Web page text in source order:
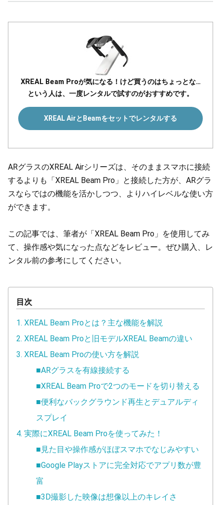
XREAL Beam Proが気になる！けど買うのはちょっとな…
という人は、一度レンタルで試すのがおすすめです。
XREAL AirとBeamをセットでレンタルする
ARグラスのXREAL Airシリーズは、そのままスマホに接続
するよりも「XREAL Beam Pro」と接続した方が、ARグラ
スならではの機能を活かしつつ、よりハイレベルな使い方
ができます。
この記事では、筆者が「XREAL Beam Pro」を使用してみ
て、操作感や気になった点などをレビュー。ぜひ購入、レ
ンタル前の参考にしてください。
目次
1. XREAL Beam Proとは？主な機能を解説
2. XREAL Beam Proと旧モデルXREAL Beamの違い
3. XREAL Beam Proの使い方を解説
■ARグラスを有線接続する
■XREAL Beam Proで2つのモードを切り替える
■便利なバックグラウンド再生とデュアルディ
スプレイ
4. 実際にXREAL Beam Proを使ってみた！
■見た目や操作感がほぼスマホでなじみやすい
■Google Playストアに完全対応でアプリ数が豊
富
■3D撮影した映像は想像以上のキレイさ